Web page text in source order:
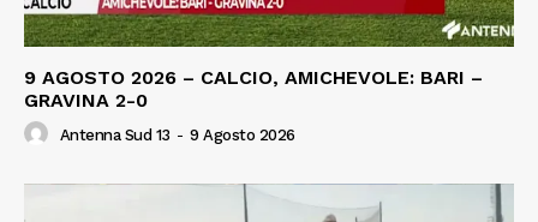
9 AGOSTO 2026 – CALCIO, AMICHEVOLE: BARI –
GRAVINA 2-0
Antenna Sud 13 - 9 Agosto 2026